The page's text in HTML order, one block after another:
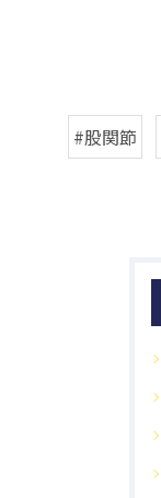
#股関節